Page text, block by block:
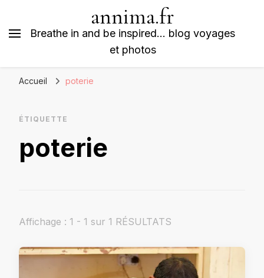
annima.fr
Breathe in and be inspired… blog voyages
et photos
Accueil poterie
ÉTIQUETTE
poterie
Affichage : 1 - 1 sur 1 RÉSULTATS